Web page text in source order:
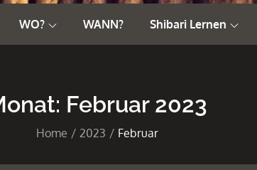
WO? WANN? Shibari Lernen
Februar 2023
Home 2023 Februar